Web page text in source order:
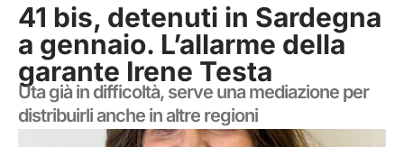
41 bis, detenuti in Sardegna
a gennaio. L’allarme della
garante Irene Testa
Uta già in difficoltà, serve una mediazione per
distribuirli anche in altre regioni